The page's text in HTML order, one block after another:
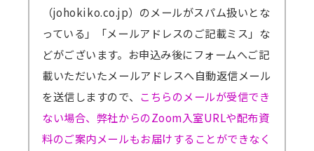
（johokiko.co.jp）のメールがスパム扱いとな
っている」「メールアドレスのご記載ミス」な
どがございます。お申込み後にフォームへご記
載いただいたメールアドレスへ自動返信メール
を送信しますので、 こちらのメールが受信でき
ない場合、弊社からのZoom入室URLや配布資
料のご案内メールもお届けすることができなく